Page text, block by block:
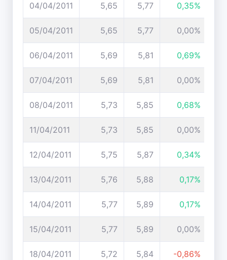
04/04/2011 5,65 5,77 0,35%
05/04/2011 5,65 5,77 0,00%
06/04/2011 5,69 5,81 0,69%
07/04/2011 5,69 5,81 0,00%
08/04/2011 5,73 5,85 0,68%
11/04/2011 5,73 5,85 0,00%
12/04/2011 5,75 5,87 0,34%
13/04/2011 5,76 5,88 0,17%
14/04/2011 5,77 5,89 0,17%
15/04/2011 5,77 5,89 0,00%
18/04/2011 5,72 5,84 -0,86%